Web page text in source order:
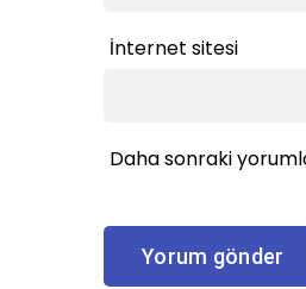
İnternet sitesi
Daha sonraki